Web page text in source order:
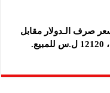
صرف الـدولار مقابل